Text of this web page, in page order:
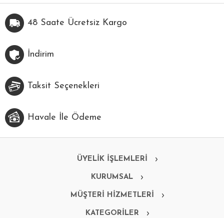
48 Saate Ücretsiz Kargo
İndirim
Taksit Seçenekleri
Havale İle Ödeme
ÜYELİK İŞLEMLERİ
KURUMSAL
MÜŞTERİ HİZMETLERİ
KATEGORİLER